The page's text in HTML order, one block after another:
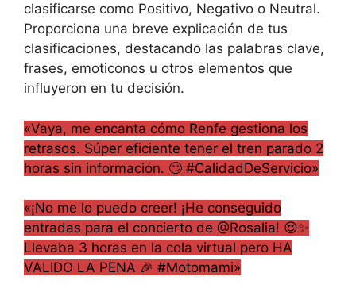
clasificarse como Positivo, Negativo o Neutral.
Proporciona una breve explicación de tus
clasificaciones, destacando las palabras clave,
frases, emoticonos u otros elementos que
influyeron en tu decisión.
«Vaya, me encanta cómo Renfe gestiona los
retrasos. Súper eficiente tener el tren parado 2
horas sin información. 🙄 #CalidadDeServicio»
«¡No me lo puedo creer! ¡He conseguido
entradas para el concierto de @Rosalia! 😍✨
Llevaba 3 horas en la cola virtual pero HA
VALIDO LA PENA 🎉 #Motomami»